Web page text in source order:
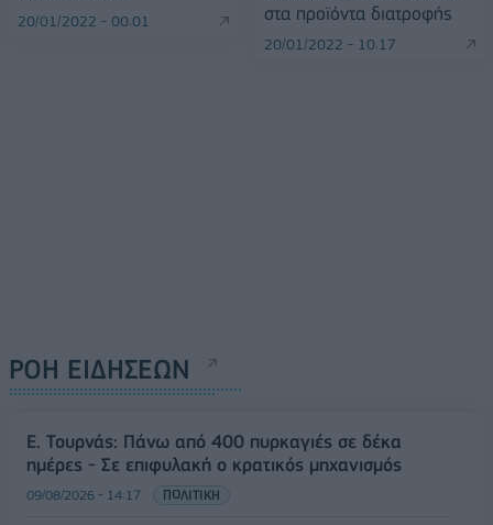
20/01/2022 - 00:01
στα προϊόντα διατροφής
20/01/2022 - 10:17
ΡΟΗ ΕΙΔΗΣΕΩΝ
Ε. Τουρνάς: Πάνω από 400 πυρκαγιές σε δέκα
ημέρες - Σε επιφυλακή ο κρατικός μηχανισμός
09/08/2026 - 14:17 ΠΟΛΙΤΙΚΗ